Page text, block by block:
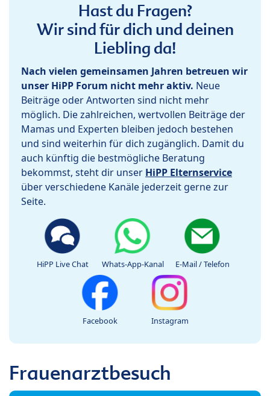
Hast du Fragen?
Wir sind für dich und deinen
Liebling da!
Nach vielen gemeinsamen Jahren betreuen wir
unser HiPP Forum nicht mehr aktiv. Neue
Beiträge oder Antworten sind nicht mehr
möglich. Die zahlreichen, wertvollen Beiträge der
Mamas und Experten bleiben jedoch bestehen
und sind weiterhin für dich zugänglich. Damit du
auch künftig die bestmögliche Beratung
bekommst, steht dir unser HiPP Elternservice
über verschiedene Kanäle jederzeit gerne zur
Seite.
HiPP Live Chat Whats-App-Kanal E-Mail / Telefon
Facebook Instagram
Frauenarztbesuch